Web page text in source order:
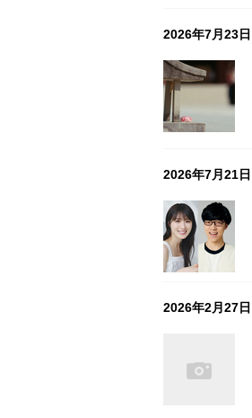
2026年7月23日
2026年7月21日
2026年2月27日